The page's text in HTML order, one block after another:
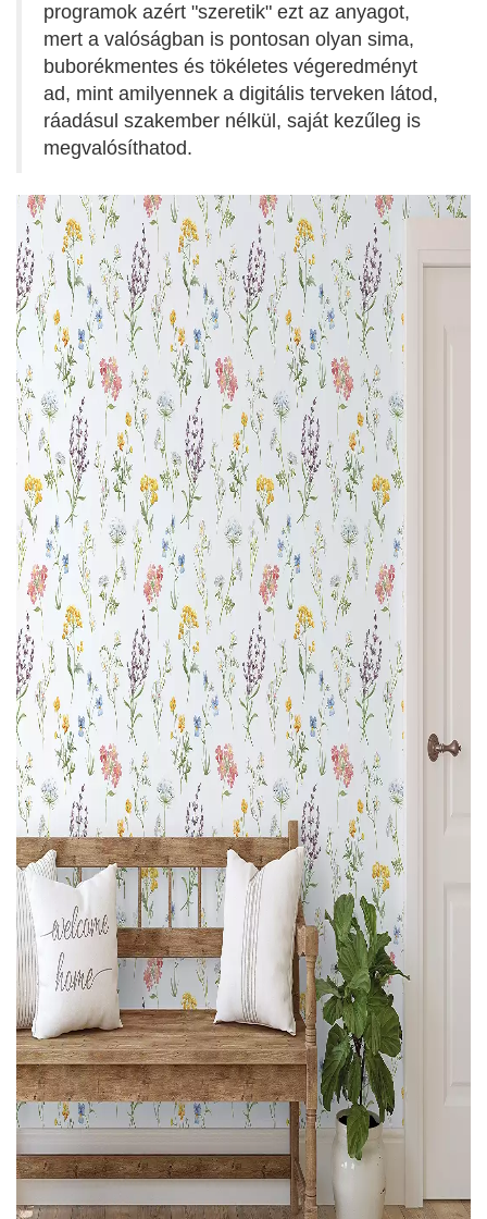
programok azért "szeretik" ezt az anyagot,
mert a valóságban is pontosan olyan sima,
buborékmentes és tökéletes végeredményt
ad, mint amilyennek a digitális terveken látod,
ráadásul szakember nélkül, saját kezűleg is
megvalósíthatod.